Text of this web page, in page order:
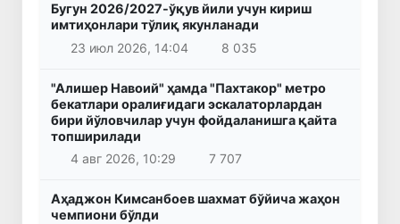
Бугун 2026/2027-ўқув йили учун кириш
имтиҳонлари тўлиқ якунланади
23 июл 2026, 14:04
8 035
"Алишер Навоий" ҳамда "Пахтакор" метро
бекатлари оралиғидаги эскалаторлардан
бири йўловчилар учун фойдаланишга қайта
топширилади
4 авг 2026, 10:29
7 707
Аҳаджон Кимсанбоев шахмат бўйича жаҳон
чемпиони бўлди